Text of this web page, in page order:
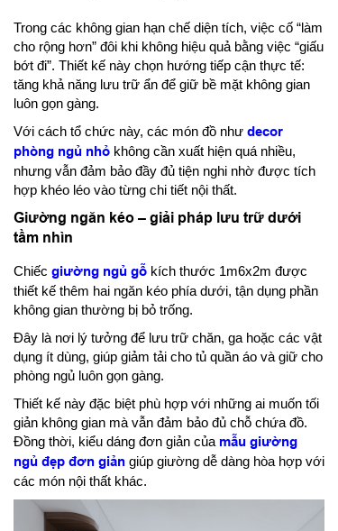
Trong các không gian hạn chế diện tích, việc cố “làm
cho rộng hơn” đôi khi không hiệu quả bằng việc “giấu
bớt đi”. Thiết kế này chọn hướng tiếp cận thực tế:
tăng khả năng lưu trữ ẩn để giữ bề mặt không gian
luôn gọn gàng.
Với cách tổ chức này, các món đồ như decor
phòng ngủ nhỏ không cần xuất hiện quá nhiều,
nhưng vẫn đảm bảo đầy đủ tiện nghi nhờ được tích
hợp khéo léo vào từng chi tiết nội thất.
Giường ngăn kéo – giải pháp lưu trữ dưới
tầm nhìn
Chiếc giường ngủ gỗ kích thước 1m6x2m được
thiết kế thêm hai ngăn kéo phía dưới, tận dụng phần
không gian thường bị bỏ trống.
Đây là nơi lý tưởng để lưu trữ chăn, ga hoặc các vật
dụng ít dùng, giúp giảm tải cho tủ quần áo và giữ cho
phòng ngủ luôn gọn gàng.
Thiết kế này đặc biệt phù hợp với những ai muốn tối
giản không gian mà vẫn đảm bảo đủ chỗ chứa đồ.
Đồng thời, kiểu dáng đơn giản của mẫu giường
ngủ đẹp đơn giản giúp giường dễ dàng hòa hợp với
các món nội thất khác.